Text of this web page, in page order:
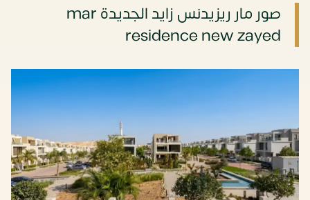
صور مار ريزيدنس زايد الجديدة mar
residence new zayed